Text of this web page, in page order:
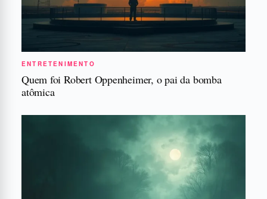
ENTRETENIMENTO
Quem foi Robert Oppenheimer, o pai da bomba
atômica